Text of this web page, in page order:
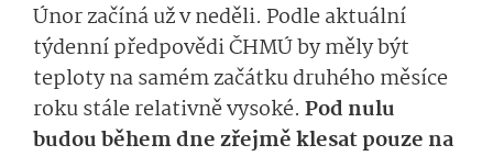
Únor začíná už v neděli. Podle aktuální
týdenní předpovědi ČHMÚ by měly být
teploty na samém začátku druhého měsíce
roku stále relativně vysoké. Pod nulu
budou během dne zřejmě klesat pouze na